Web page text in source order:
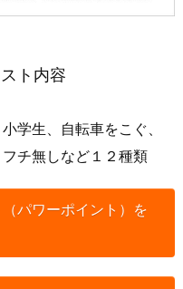
ト内容
学生、自転車をこぐ、
チ無しなど１２種類
パワーポイント）を